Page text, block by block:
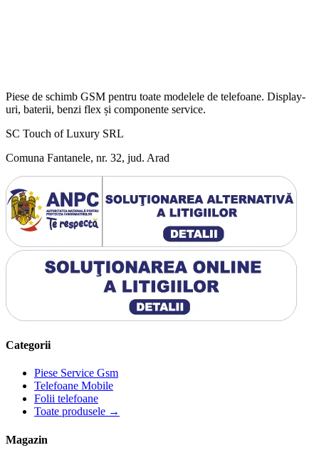
Piese de schimb GSM pentru toate modelele de telefoane. Display-
uri, baterii, benzi flex și componente service.
SC Touch of Luxury SRL
Comuna Fantanele, nr. 32, jud. Arad
Categorii
Piese Service Gsm
Telefoane Mobile
Folii telefoane
Toate produsele →
Magazin